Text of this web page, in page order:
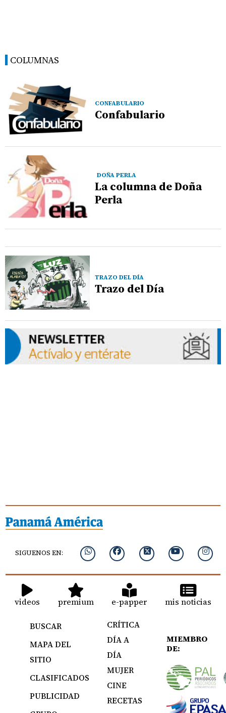
COLUMNAS
CONFABULARIO
Confabulario
DOÑA PERLA
La columna de Doña
Perla
TRAZO DEL DÍA
Trazo del Día
SIGUENOS EN:
videos premium e-papper mis noticias
BUSCAR
MAPA DEL
SITIO
CLASIFICADOS
PUBLICIDAD
CRÍTICA
DÍA A
DÍA
MUJER
CINE
RECETAS
MIEMBRO
DE: